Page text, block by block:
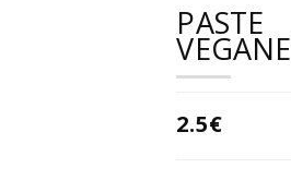
PASTE
VEGANE
2.5€